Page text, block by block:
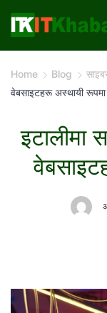
content
Home
Blog
वेबसाइटहरू अस्थायी रूपमा
इटालीमा